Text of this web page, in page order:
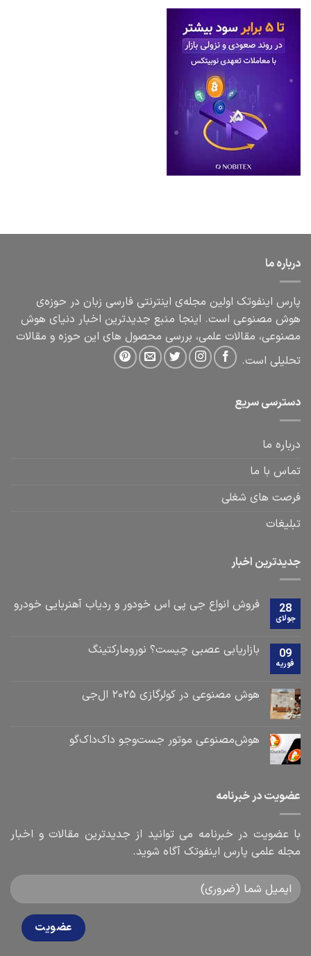
درباره ما
پارس اینفوتک اولین مجله‌ی اینترنتی فارسی زبان در حوزه‌ی
هوش مصنوعی است. اینجا منبع جدیدترین اخبار دنیای هوش
مصنوعی، مقالات علمی، بررسی محصول های این حوزه و مقالات
تحلیلی است.
دسترسی سریع
درباره ما
تماس با ما
فرصت های شغلی
تبلیغات
جدیدترین اخبار
28
جولای
فروش انواع جی پی اس خودور و ردیاب آهنربایی خودرو
09
فوریه
بازاریابی عصبی چیست؟ نورومارکتینگ
هوش مصنوعی در کولرگازی ۲۰۲۵ ال‌جی
هوش‌مصنوعی موتور جست‌و‌جو داک‌داک‌گو
عضویت در خبرنامه
با عضویت در خبرنامه می توانید از جدیدترین مقالات و اخبار
مجله علمی پارس اینفوتک آگاه شوید.